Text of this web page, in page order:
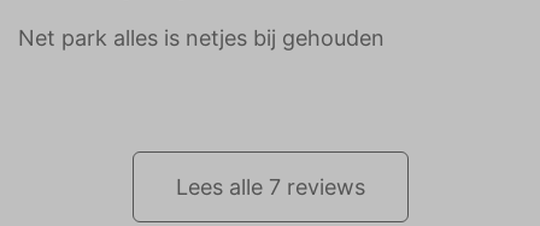
Net park alles is netjes bij gehouden
Lees alle 7 reviews